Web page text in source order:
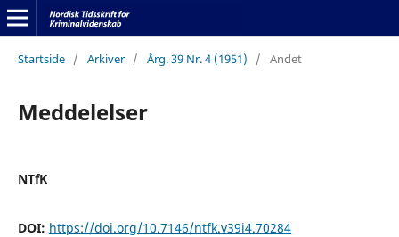
Startside / Arkiver / Årg. 39 Nr. 4 (1951) / Andet
Meddelelser
NTfK
DOI: https://doi.org/10.7146/ntfk.v39i4.70284